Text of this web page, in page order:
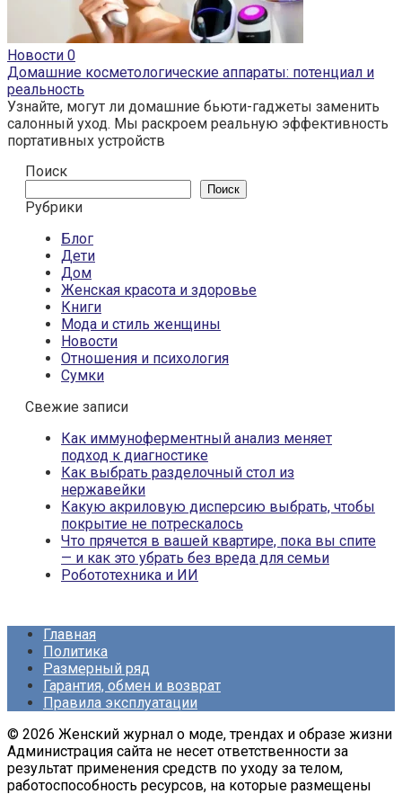
Новости 0
Домашние косметологические аппараты: потенциал и
реальность
Узнайте, могут ли домашние бьюти-гаджеты заменить
салонный уход. Мы раскроем реальную эффективность
портативных устройств
Поиск
Поиск
Рубрики
Блог
Дети
Дом
Женская красота и здоровье
Книги
Мода и стиль женщины
Новости
Отношения и психология
Сумки
Свежие записи
Как иммуноферментный анализ меняет
подход к диагностике
Как выбрать разделочный стол из
нержавейки
Какую акриловую дисперсию выбрать, чтобы
покрытие не потрескалось
Что прячется в вашей квартире, пока вы спите
— и как это убрать без вреда для семьи
Робототехника и ИИ
Главная
Политика
Размерный ряд
Гарантия, обмен и возврат
Правила эксплуатации
© 2026 Женский журнал о моде, трендах и образе жизни
Администрация сайта не несет ответственности за
результат применения средств по уходу за телом,
работоспособность ресурсов, на которые размещены